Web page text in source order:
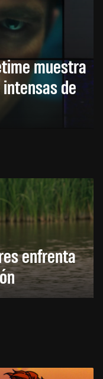
muestra
de
enfrenta